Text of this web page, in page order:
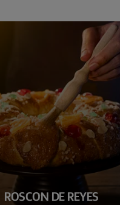
ROSCON DE REYES